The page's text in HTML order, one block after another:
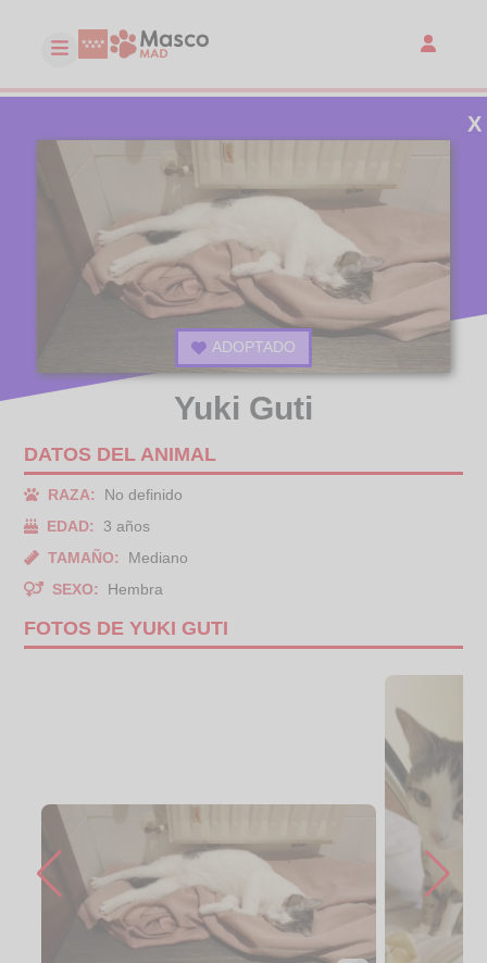
ADOPTADO
X
Yuki Guti
DATOS DEL ANIMAL
RAZA:
No definido
EDAD:
3 años
TAMAÑO:
Mediano
SEXO:
Hembra
FOTOS DE YUKI GUTI